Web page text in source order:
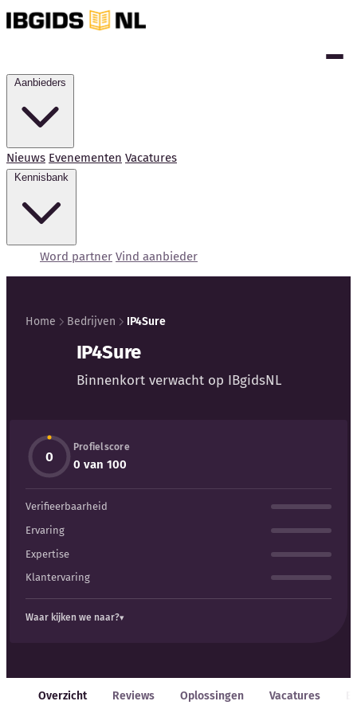
Nieuws Evenementen Vacatures
Word partner Vind aanbieder
Externe bronnen
Woordenboek
Auteurs
Home Bedrijven IP4Sure
IP4Sure
Binnenkort verwacht op IBgidsNL
0
Profielscore
0 van 100
Verifieerbaarheid
Ervaring
Expertise
Klantervaring
Waar kijken we naar?
Overzicht Reviews Oplossingen Vacatures